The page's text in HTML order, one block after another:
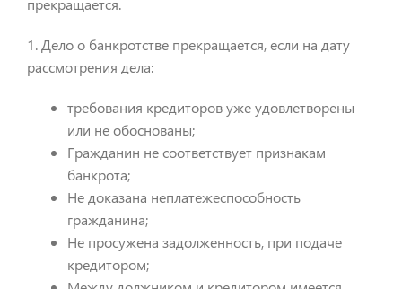
прекращается.
1. Дело о банкротстве прекращается, если на дату
рассмотрения дела:
требования кредиторов уже удовлетворены
или не обоснованы;
Гражданин не соответствует признакам
банкрота;
Не доказана неплатежеспособность
гражданина;
Не просужена задолженность, при подаче
кредитором;